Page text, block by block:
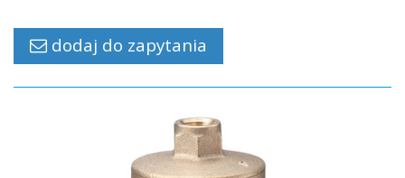
dodaj do zapytania